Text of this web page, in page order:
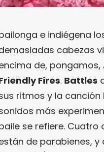
e indiégena
cabezas
de, pongamos,
Fires. Battles
ritmos y la
más
se refiere.
de parabienes, y